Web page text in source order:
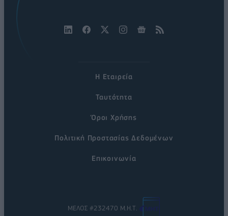
Η Εταιρεία
Ταυτότητα
Όροι Χρήσης
Πολιτική Προστασίας Δεδομένων
Επικοινωνία
ΜΕΛΟΣ #232470 Μ.Η.Τ.